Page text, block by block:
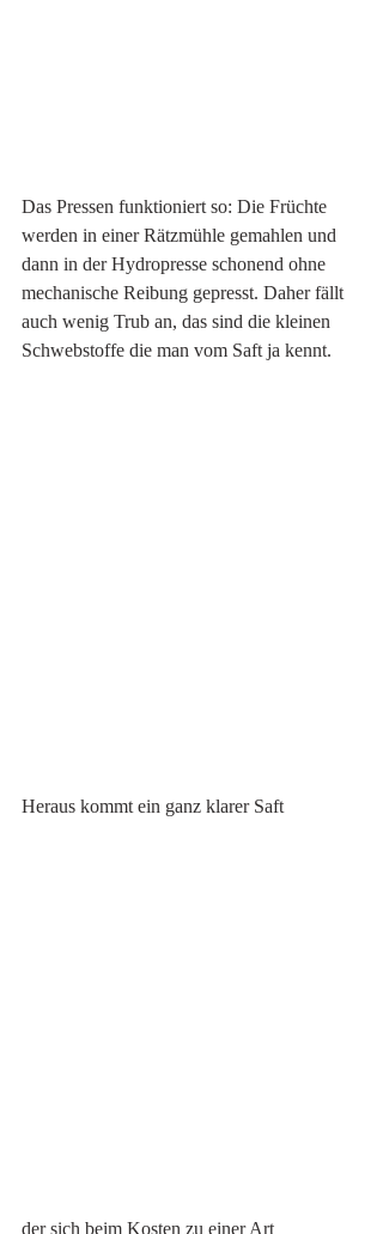
Das Pressen funktioniert so: Die Früchte
werden in einer Rätzmühle gemahlen und
dann in der Hydropresse schonend ohne
mechanische Reibung gepresst. Daher fällt
auch wenig Trub an, das sind die kleinen
Schwebstoffe die man vom Saft ja kennt.
Heraus kommt ein ganz klarer Saft
der sich beim Kosten zu einer Art